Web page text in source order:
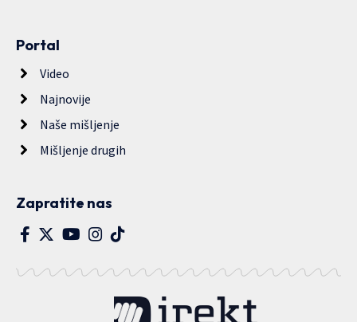
Portal
Video
Najnovije
Naše mišljenje
Mišljenje drugih
Zapratite nas